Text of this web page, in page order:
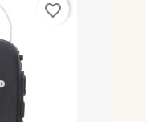
favorite_border